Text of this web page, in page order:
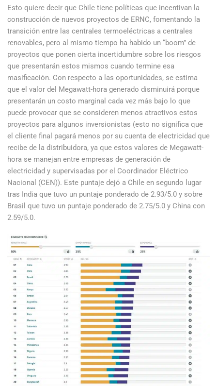
Esto quiere decir que Chile tiene políticas que incentivan la
construcción de nuevos proyectos de ERNC, fomentando la
transición entre las centrales termoeléctricas a centrales
renovables, pero al mismo tiempo ha habido un “boom” de
proyectos que ponen cierta incertidumbre sobre los riesgos
que presentarán estos mismos cuando termine esa
masificación. Con respecto a las oportunidades, se estima
que el valor del Megawatt-hora generado disminuirá porque
presentarán un costo marginal cada vez más bajo lo que
puede provocar que se consideren menos atractivos estos
proyectos para algunos inversionistas (esto no significa que
el cliente final pagará menos por su cuenta de electricidad que
recibe de la distribuidora, ya que estos valores de Megawatt-
hora se manejan entre empresas de generación de
electricidad y supervisadas por el Coordinador Eléctrico
Nacional (CEN)). Este puntaje dejó a Chile en segundo lugar
tras India que tuvo un puntaje ponderado de 2.93/5.0 y sobre
Brasil que tuvo un puntaje ponderado de 2.75/5.0 y China con
2.59/5.0.